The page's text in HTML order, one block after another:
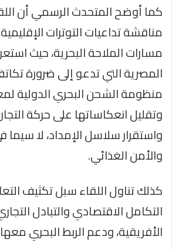
كما أوضح المتحدث الرسمي أن
مناقشة تداعيات التوترات
مسارات الملاحة البحرية، حيث
المصرية التي تدعو إلى ضرورة
منظومة الشحن البحري الدولية
وتقليل انعكاساتها على حركة
واستقرار سلاسل الإمداد، لا
والأمن الغذائي.
كذلك تناول اللقاء سبل تكثيف
التكامل الاقتصادي والتبادل
الأفريقية، ودعم الربط البحري